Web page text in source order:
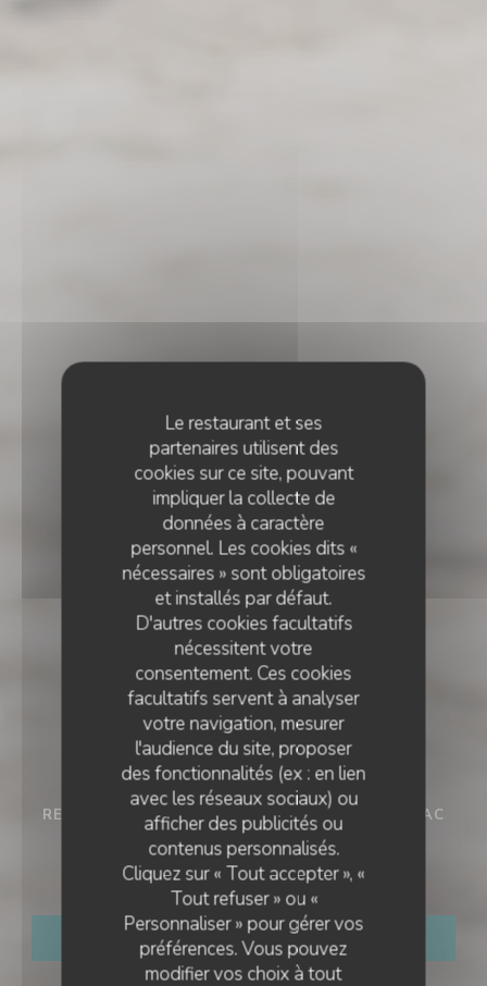
Le restaurant et ses
partenaires utilisent des
cookies sur ce site, pouvant
impliquer la collecte de
données à caractère
personnel. Les cookies dits «
nécessaires » sont obligatoires
et installés par défaut.
D'autres cookies facultatifs
nécessitent votre
consentement. Ces cookies
facultatifs servent à analyser
votre navigation, mesurer
l'audience du site, proposer
des fonctionnalités (ex : en lien
avec les réseaux sociaux) ou
afficher des publicités ou
contenus personnalisés.
Cliquez sur « Tout accepter », «
Tout refuser » ou «
Personnaliser » pour gérer vos
préférences. Vous pouvez
modifier vos choix à tout
RESTAURANT FAMILIAL • LA BAULE-ESCOUBLAC
Odette à la mer
RÉSERVER